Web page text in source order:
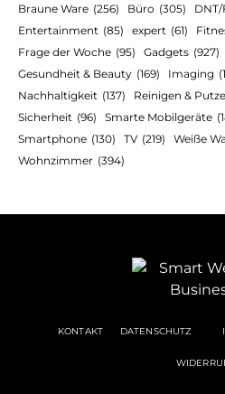
Braune Ware (256) Büro (305) DNT/
Entertainment (85) expert (61)
Frage der Woche (95) Gadgets (927)
Gesundheit & Beauty (169) Imaging
Nachhaltigkeit (137) Reinigen &
Sicherheit (96) Smarte Mobilgeräte
Smartphone (130) TV (219) Weiße
Wohnzimmer (394)
KONTAKT DATENSCHUTZ